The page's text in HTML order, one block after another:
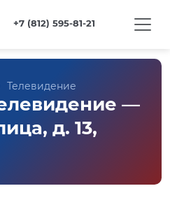
+7 (812) 595-81-21
Телевидение
—
д. 13,